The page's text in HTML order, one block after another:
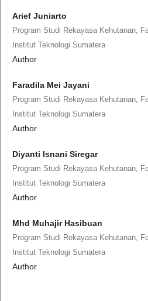
Arief Juniarto
Program Studi Rekayasa Kehutanan,
Institut Teknologi Sumatera
Author
Faradila Mei Jayani
Program Studi Rekayasa Kehutanan,
Institut Teknologi Sumatera
Author
Diyanti Isnani Siregar
Program Studi Rekayasa Kehutanan,
Institut Teknologi Sumatera
Author
Mhd Muhajir Hasibuan
Program Studi Rekayasa Kehutanan,
Institut Teknologi Sumatera
Author